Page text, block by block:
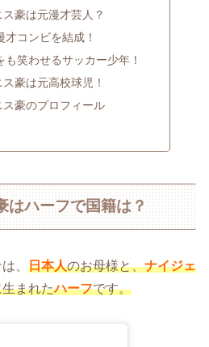
豪は元漫才芸人？
才コンビを結成！
も笑わせるサッカー少年！
豪は元高校球児！
豪のプロフィール
はハーフで国籍は？
、 日本人のお母様と、ナイジェ
まれたハーフです。